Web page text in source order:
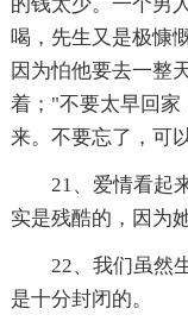
喝，先生又是极慷
因为怕他要去一整
着；"不要太早回家
来。不要忘了，可
21、爱情看起
实是残酷的，因为
22、我们虽然
是十分封闭的。